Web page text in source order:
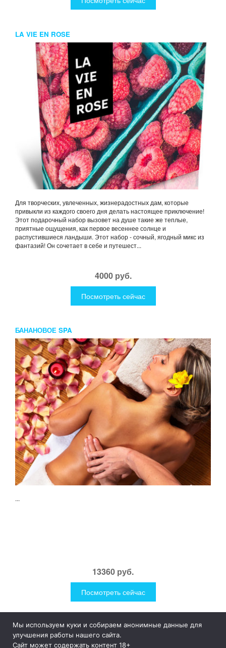
LA VIE EN ROSE
Для творческих, увлеченных, жизнерадостных дам, которые
привыкли из каждого своего дня делать настоящее приключение!
Этот подарочный набор вызовет на душе такие же теплые,
приятные ощущения, как первое весеннее солнце и
распустившиеся ландыши. Этот набор - сочный, ягодный микс из
фантазий! Он сочетает в себе и путешест...
4000 руб.
Посмотреть сейчас
БАНАНОВОЕ SPA
...
13360 руб.
Посмотреть сейчас
1Like
Мы используем куки и собираем анонимные данные для
улучшения работы нашего сайта.
Сайт может содержать контент 18+